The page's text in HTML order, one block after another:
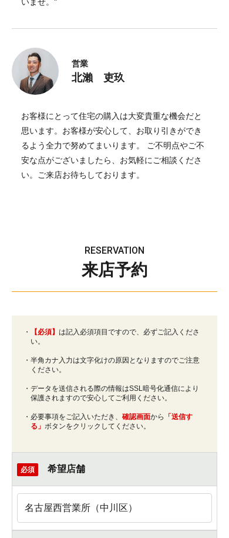
いませ。"
営業
北瀨 吏玖
お客様にとって住宅の購入は大変貴重な機会だと
思います。お客様が安心して、お取り引きができ
るよう全力で努めてまいります。 ご不明点やご不
安な点がございましたら、お気軽にご相談くださ
い。ご来店お待ちしております。
RESERVATION
来店予約
・ 【必須】 は記入必須項目ですので、必ずご記入くださ
い。
・半角カナ入力は文字化けの原因となりますのでご注意
ください。
・データを送信される際の情報はSSL暗号化通信により
保護されますので安心してご利用ください。
・必要事項をご記入いただき、 確認画面から
「送信す
る」 ボタンをクリックしてください。
必須 希望店舗